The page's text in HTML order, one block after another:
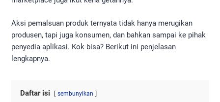
Aksi pemalsuan produk ternyata tidak hanya merugikan
produsen, tapi juga konsumen, dan bahkan sampai ke pihak
penyedia aplikasi. Kok bisa? Berikut ini penjelasan
lengkapnya.
Daftar isi sembunyikan